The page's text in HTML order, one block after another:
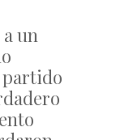
un
partido